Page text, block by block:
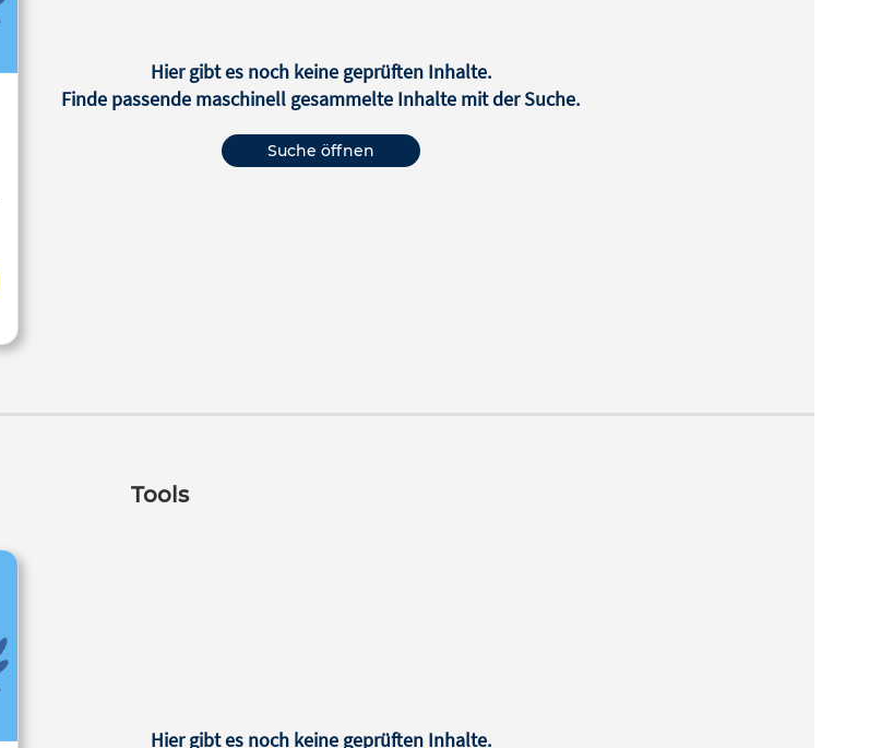
Hier gibt es noch keine geprüften Inhalte.
Finde passende maschinell gesammelte Inhalte mit der Suche.
Suche öffnen
Tools
Hier gibt es noch keine geprüften Inhalte.